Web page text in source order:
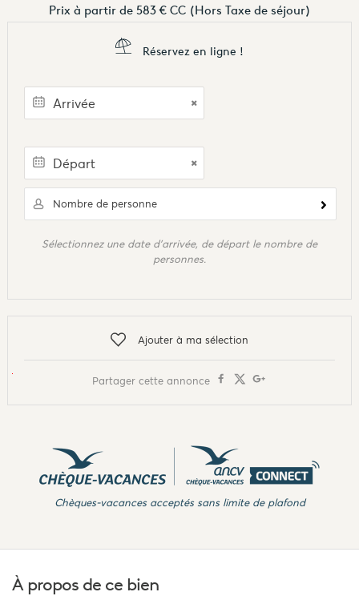
Prix à partir de583 € CC(Hors Taxe de séjour)
Réservez en ligne !
Nombre de personne
Sélectionnez une date d'arrivée, de départ le nombre de
personnes.
Ajouter à ma sélection
Partager cette annonce
Chèques-vacances acceptés sans limite de plafond
À propos de ce bien